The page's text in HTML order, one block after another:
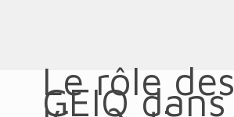
Le rôle des
GEIQ dans